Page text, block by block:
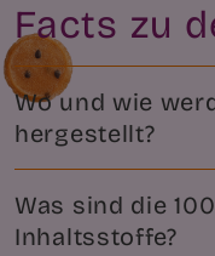
Facts zu
Wo und wie
hergestellt?
Was sind die
Inhaltsstoffe?